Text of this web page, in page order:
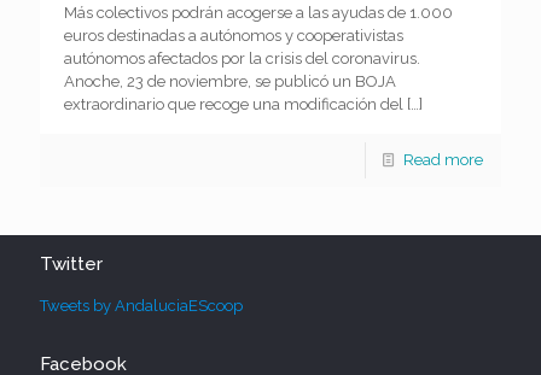
Más colectivos podrán acogerse a las ayudas de 1.000
euros destinadas a autónomos y cooperativistas
autónomos afectados por la crisis del coronavirus.
Anoche, 23 de noviembre, se publicó un BOJA
extraordinario que recoge una modificación del […]
Read more
Twitter
Tweets by AndaluciaEScoop
Facebook